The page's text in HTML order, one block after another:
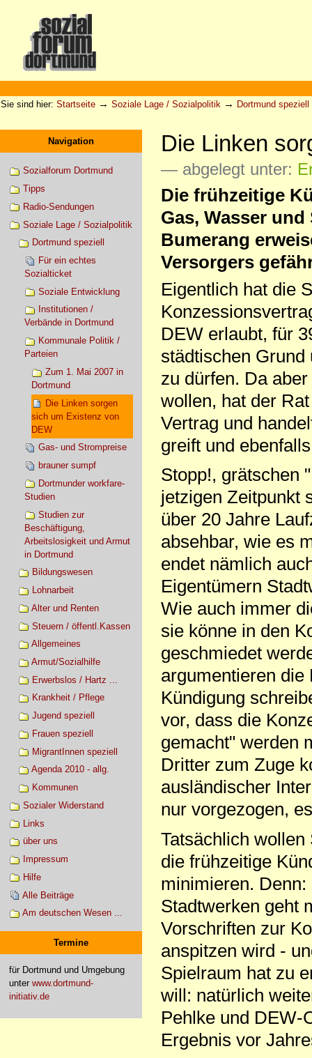
Werkzeuge
Sie sind hier: Startseite → Soziale Lage / Sozialpolitik → Dortmund speziell
Navigation
Sozialforum Dortmund
Tipps
Radio-Sendungen
Soziale Lage / Sozialpolitik
Dortmund speziell
Für ein echtes
Sozialticket
Soziale Entwicklung
Institutionen /
Verbände in Dortmund
Kommunale Politik /
Parteien
Zum 1. Mai 2007 in
Dortmund
Die Linken sorgen
sich um Existenz von
DEW
Gas- und Strompreise
brauner sumpf
Dortmunder workfare-
Studien
Studien zur
Beschäftigung,
Arbeitslosigkeit und Armut
in Dortmund
Bildungswesen
Lohnarbeit
Alter und Renten
Steuern / öffentl.Kassen
Allgemeines
Armut/Sozialhilfe
Erwerbslos / Hartz ...
Krankheit / Pflege
Jugend speziell
Frauen speziell
MigrantInnen speziell
Agenda 2010 - allg.
Kommunen
Sozialer Widerstand
Links
über uns
Impressum
Hilfe
Alle Beiträge
Am deutschen Wesen ...
Termine
für Dortmund und Umgebung
unter www.dortmund-
initiativ.de
Die Linken
— abgelegt unter:
Die frühzeitige
Gas, Wasser
Bumerang
Versorgers
Eigentlich hat die
DEW erlaubt, für
städtischen Grund
zu dürfen. Da
wollen, hat der
Vertrag und
greift und
Stopp!, grätschen
jetzigen Zeitpunkt
über 20 Jahre
absehbar, wie es
endet nämlich
Eigentümern
Wie auch immer
sie könne in den
geschmiedet
argumentieren die
Kündigung
vor, dass die
gemacht" werden
Dritter zum Zuge
ausländischer
nur vorgezogen,
Tatsächlich
die frühzeitige
minimieren.
Stadtwerken geht
Vorschriften zur
anspitzen wird -
Spielraum hat zu
will: natürlich
Pehlke und DEW-
Ergebnis vor